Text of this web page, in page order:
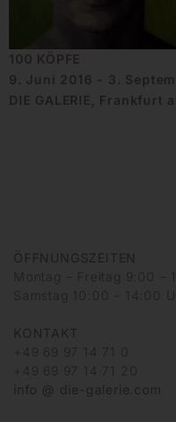
100 KÖPFE
9. Juni 2016 - 3.
DIE GALERIE, Frankfurt
ÖFFNUNGSZEITEN
Montag – Freitag 9:00 –
Samstag 10:00 – 14:00
KONTAKT
+49 69 97 14 71 0
+49 69 97 14 71 20
info @ die-galerie.com